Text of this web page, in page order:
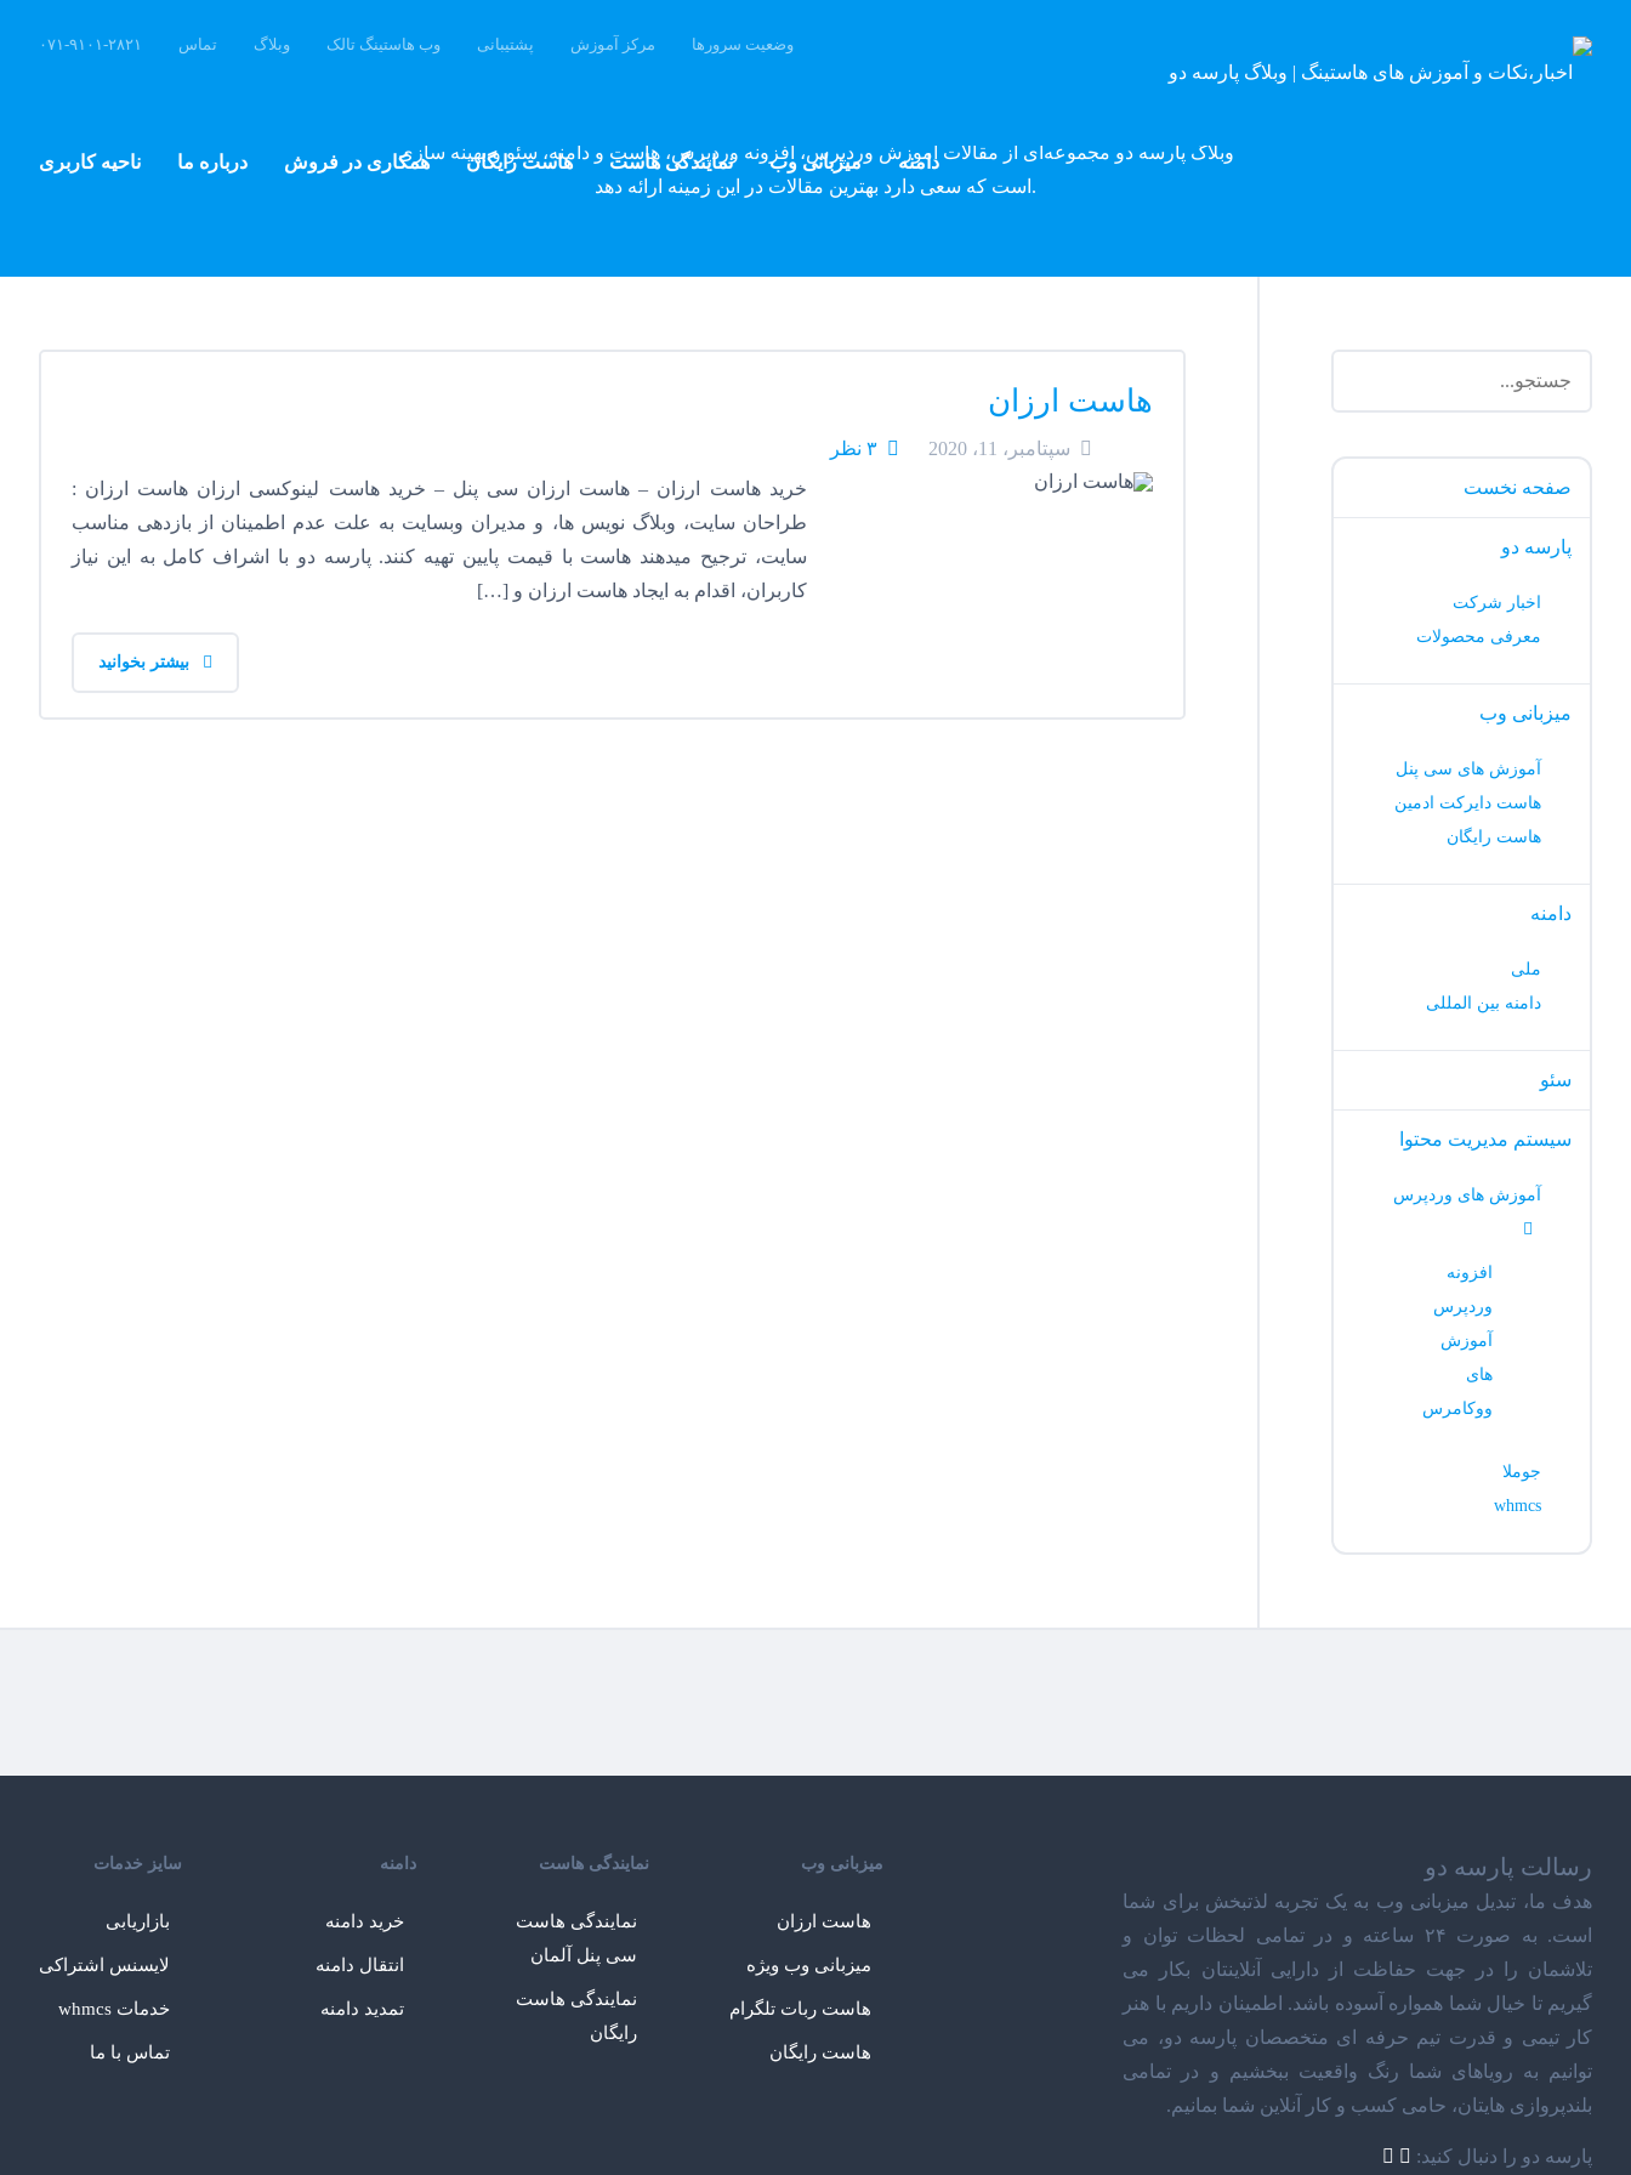
ناحیه کاربری درباره ما همکاری در فروش هاست رایگان نمایندگی هاست میزبانی وب دامنه
۰۷۱-۹۱۰۱-۲۸۲۱ تماس وبلاگ وب هاستینگ تالک پشتیبانی مرکز آموزش وضعیت سرورها
وبلاگ پارسه دو مجموعه‌ای از مقالات آموزش وردپرس، افزونه وردپرس، هاست و دامنه، سئو و بهینه سازی
است که سعی دارد بهترین مقالات در این زمینه ارائه دهد.
هاست ارزان
سپتامبر، 11، 2020
۳ نظر
خرید هاست ارزان – هاست ارزان سی پنل – خرید هاست لینوکسی ارزان هاست ارزان :
طراحان سایت، وبلاگ نویس ها، و مدیران وبسایت به علت عدم اطمینان از بازدهی مناسب
سایت، ترجیح میدهند هاست با قیمت پایین تهیه کنند. پارسه دو با اشراف کامل به این نیاز
کاربران، اقدام به ایجاد هاست ارزان و […]
صفحه نخست
پارسه دو
اخبار شرکت
معرفی محصولات
میزبانی وب
آموزش های سی پنل
هاست دایرکت ادمین
هاست رایگان
دامنه
ملی
دامنه بین المللی
سئو
سیستم مدیریت محتوا
آموزش های وردپرس
افزونه
وردپرس
آموزش
های
ووکامرس
جوملا
whmcs
رسالت پارسه دو
هدف ما، تبدیل میزبانی وب به یک تجربه لذتبخش برای شما
است. به صورت ۲۴ ساعته و در تمامی لحظات توان و
تلاشمان را در جهت حفاظت از دارایی آنلاینتان بکار می
گیریم تا خیال شما همواره آسوده باشد. اطمینان داریم با هنر
کار تیمی و قدرت تیم حرفه ای متخصصان پارسه دو، می
توانیم به رویاهای شما رنگ واقعیت ببخشیم و در تمامی
بلندپروازی هایتان، حامی کسب و کار آنلاین شما بمانیم.
پارسه دو را دنبال کنید:
میزبانی وب
هاست ارزان
میزبانی وب ویژه
هاست ربات تلگرام
هاست رایگان
نمایندگی هاست
نمایندگی هاست
سی پنل آلمان
نمایندگی هاست
رایگان
دامنه
خرید دامنه
انتقال دامنه
تمدید دامنه
سایز خدمات
بازاریابی
لایسنس اشتراکی
خدمات whmcs
تماس با ما